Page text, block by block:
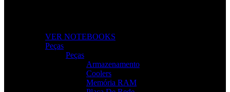
VER NOTEBOOKS
Peças
Peças
Armazenamento
Coolers
Memória RAM